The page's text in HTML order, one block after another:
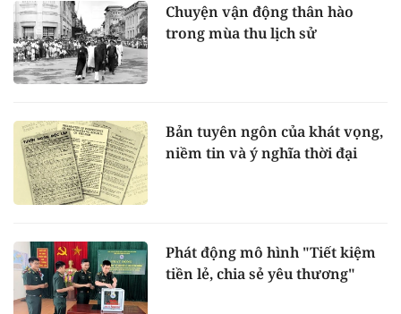
Chuyện vận động thân hào
trong mùa thu lịch sử
Bản tuyên ngôn của khát vọng,
niềm tin và ý nghĩa thời đại
Phát động mô hình "Tiết kiệm
tiền lẻ, chia sẻ yêu thương"